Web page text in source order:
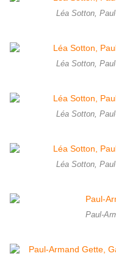
Léa Sotton,
Léa Sotton,
Léa Sotton,
Léa Sotton,
Paul-